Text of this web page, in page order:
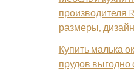
производителя
размеры,
Купить малька
прудов выгодно